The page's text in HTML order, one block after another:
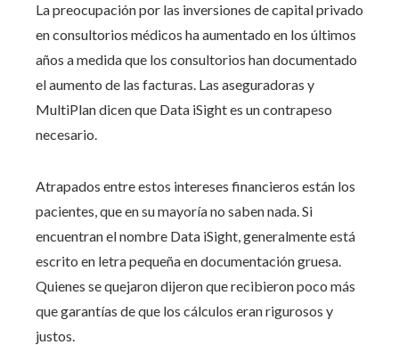
La preocupación por las inversiones de capital privado
en consultorios médicos ha aumentado en los últimos
años a medida que los consultorios han documentado
el aumento de las facturas. Las aseguradoras y
MultiPlan dicen que Data iSight es un contrapeso
necesario.
Atrapados entre estos intereses financieros están los
pacientes, que en su mayoría no saben nada. Si
encuentran el nombre Data iSight, generalmente está
escrito en letra pequeña en documentación gruesa.
Quienes se quejaron dijeron que recibieron poco más
que garantías de que los cálculos eran rigurosos y
justos.